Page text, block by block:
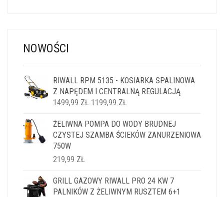
NOWOŚCI
RIWALL RPM 5135 - KOSIARKA SPALINOWA
Z NAPĘDEM I CENTRALNĄ REGULACJĄ
1499,99ZŁ PIERWOTNA
WYNOSIŁA:
1499,99 ZŁ.
1199,99 ZŁ
WYNOSI:
1199,99 ZŁ.
ŻELIWNA POMPA DO WODY BRUDNEJ
CZYSTEJ SZAMBA ŚCIEKÓW ZANURZENIOWA
750W
219,99 ZŁ
GRILL GAZOWY RIWALL PRO 24 KW 7
PALNIKÓW Z ŻELIWNYM RUSZTEM 6+1